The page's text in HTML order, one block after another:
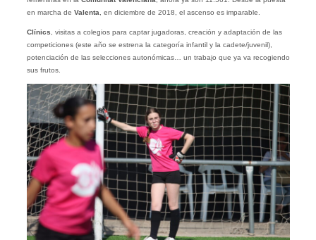
en marcha de Valenta , en diciembre de 2018, el ascenso es imparable.
Clínics , visitas a colegios para captar jugadoras, creación y adaptación de las
competiciones (este año se estrena la categoría infantil y la cadete/juvenil),
potenciación de las selecciones autonómicas… un trabajo que ya va recogiendo
sus frutos.